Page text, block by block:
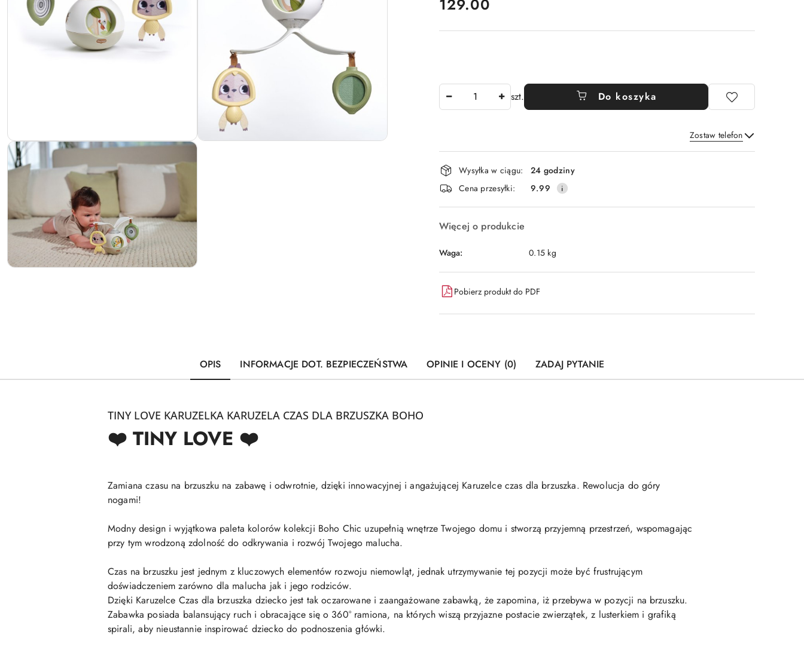
129.00
szt. Do koszyka
Zostaw telefon
Wyślij
Dostępność
i
dostawa
Wysyłka w ciągu:
24 godziny
Cena przesyłki:
9.99
Więcej o produkcie
Waga: 0.15 kg
Pobierz produkt do PDF
OPIS INFORMACJE DOT. BEZPIECZEŃSTWA OPINIE I OCENY (0) ZADAJ PYTANIE
TINY LOVE KARUZELKA KARUZELA CZAS DLA BRZUSZKA BOHO
❤️ TINY LOVE ❤️
Zamiana czasu na brzuszku na zabawę i odwrotnie, dzięki innowacyjnej i angażującej Karuzelce czas dla brzuszka. Rewolucja do góry
nogami!
Modny design i wyjątkowa paleta kolorów kolekcji Boho Chic uzupełnią wnętrze Twojego domu i stworzą przyjemną przestrzeń, wspomagając
przy tym wrodzoną zdolność do odkrywania i rozwój Twojego malucha.
Czas na brzuszku jest jednym z kluczowych elementów rozwoju niemowląt, jednak utrzymywanie tej pozycji może być frustrującym
doświadczeniem zarówno dla malucha jak i jego rodziców.
Dzięki Karuzelce Czas dla brzuszka dziecko jest tak oczarowane i zaangażowane zabawką, że zapomina, iż przebywa w pozycji na brzuszku.
Zabawka posiada balansujący ruch i obracające się o 360° ramiona, na których wiszą przyjazne postacie zwierzątek, z lusterkiem i grafiką
spirali, aby nieustannie inspirować dziecko do podnoszenia główki.